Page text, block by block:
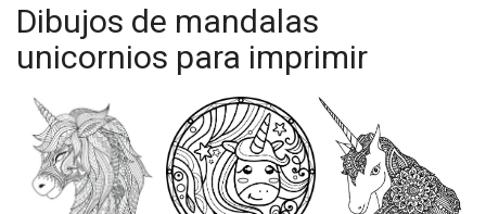
Dibujos de mandalas
unicornios para imprimir